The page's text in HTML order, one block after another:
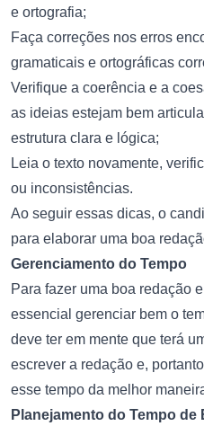
e ortografia;
Faça correções nos erros
gramaticais e ortográficas
Verifique a coerência e a
as ideias estejam bem
estrutura clara e lógica;
Leia o texto novamente,
ou inconsistências.
Ao seguir essas dicas, o
para elaborar uma boa
Gerenciamento do Tempo
Para fazer uma boa redação
essencial gerenciar bem o
deve ter em mente que terá
escrever a redação e,
esse tempo da melhor
Planejamento do Tempo de